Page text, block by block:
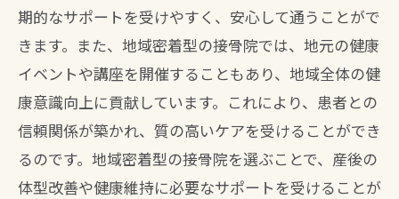
育児と両立できる接骨院通い
体験者の声から選ぶ接骨院
北九州市で産後ケアに強い接骨院を発見
産後ケアを得意とする接骨院一覧
接骨院での産後ケアの魅力を探る
地元のママたちに支持される理由
期的なサポートを受けやすく、安心して通うことがで
きます。また、地域密着型の接骨院では、地元の健康
イベントや講座を開催することもあり、地域全体の健
康意識向上に貢献しています。これにより、患者との
信頼関係が築かれ、質の高いケアを受けることができ
るのです。地域密着型の接骨院を選ぶことで、産後の
体型改善や健康維持に必要なサポートを受けることが